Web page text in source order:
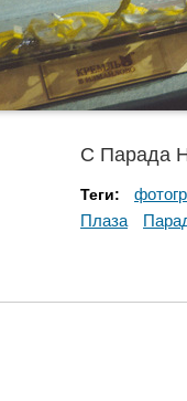
С Парада
Теги:
Плаза